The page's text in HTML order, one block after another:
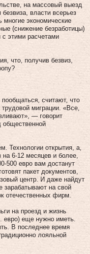
на массовый выезд
власти всерьез
экономические
(снижение безработицы)
этими расчетами
что, получив безвиз,
считают, что
миграции. «Все,
— говорит
общественной
Технологии открытия, а,
на 6-12 месяцев и более,
500 евро вам достанут
пакет документов,
центр. И даже найдут
зарабатывают на свой
отечественных фирм.
на проезд и жизнь
евро) еще нужно иметь.
В последнее время
лояльной